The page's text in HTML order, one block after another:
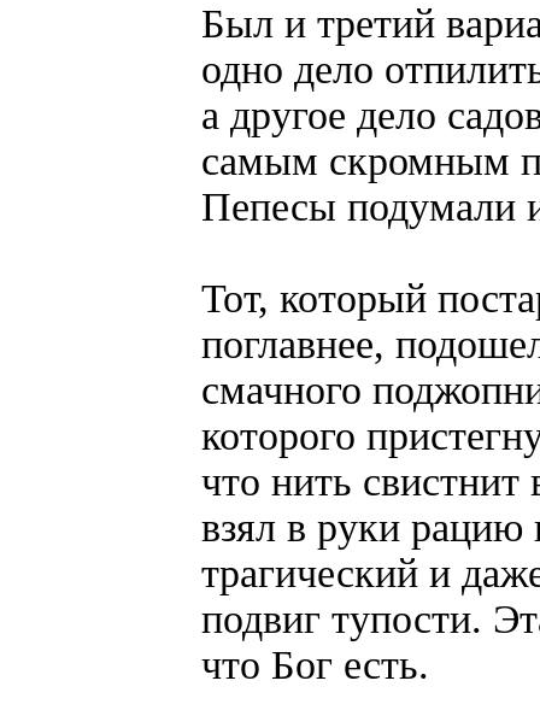
Был и третий
одно дело
а другое дело
самым скромным
Пепесы подумали
Тот, который
поглавнее,
смачного
которого
что нить
взял в руки
трагический и
подвиг тупости.
что Бог есть.